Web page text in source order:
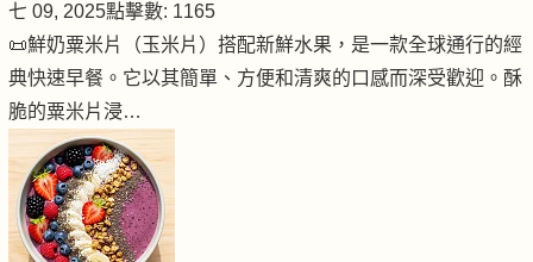
七 09, 2025點擊數: 1165
📜鮮奶粟米片（玉米片）搭配新鮮水果，是一款全球通行的經
典快速早餐。它以其簡單、方便和清爽的口感而深受歡迎。酥
脆的粟米片浸…